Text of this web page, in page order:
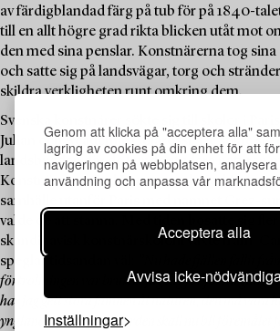
Genom att klicka på "acceptera alla"
lagring av cookies på din enhet för att
navigeringen på webbplatsen,
användning och anpassa vår
Acceptera alla
Avvisa icke-
Inställningar
av färdigblandad färg på tub för på 1840-
till en allt högre grad rikta blicken utåt mot
den med sina penslar. Konstnärerna tog
och satte sig på landsvägar, torg och
skildra verkligheten runt omkring dem.
Svenska konstnärer sökte sig till skolor i
Julian och Académie Colarossi. De sökte
landsbygden där de kunde studera naturen
Konstnärerna Carl Larsson och Karl
samhälle utanför Paris med namnet Grez-
valde de att stanna. Med tiden bosatte sig fler
skandinavisk konstnärskoloni växte fram.
speglar tidsandan väl:
”Nu hade fjällen fallit
förtrollningen var bruten. Jag såg för första
har jag gett stora famnen åt naturen, den må vara
ynglande, brunstiga gjorden skall nu bli föremålet